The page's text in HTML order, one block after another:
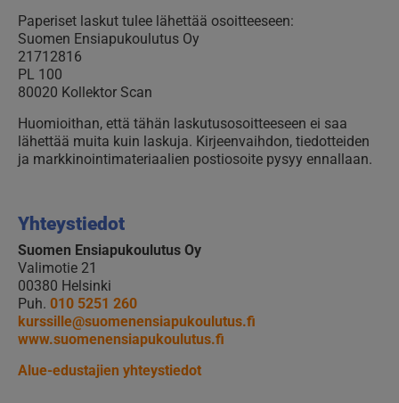
Yhteystiedot
Suomen Ensiapukoulutus Oy
Valimotie 21
00380 Helsinki
Puh. 010 5251 260
kurssille@suomenensiapukoulutus.fi
www.suomenensiapukoulutus.fi
Alue-edustajien yhteystiedot
Paperiset laskut tulee lähettää osoitteeseen:
Suomen Ensiapukoulutus Oy
21712816
PL 100
80020 Kollektor Scan
Huomioithan, että tähän laskutusosoitteeseen ei saa
lähettää muita kuin laskuja. Kirjeenvaihdon, tiedotteiden
ja markkinointimateriaalien postiosoite pysyy ennallaan.